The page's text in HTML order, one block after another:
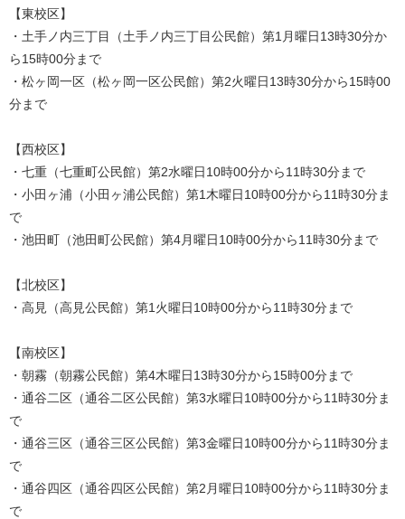
【東校区】
・土手ノ内三丁目（土手ノ内三丁目公民館）第1月曜日13時30分か
ら15時00分まで
・松ヶ岡一区（松ヶ岡一区公民館）第2火曜日13時30分から15時00
分まで
【西校区】
・七重（七重町公民館）第2水曜日10時00分から11時30分まで
・小田ヶ浦（小田ヶ浦公民館）第1木曜日10時00分から11時30分ま
で
・池田町（池田町公民館）第4月曜日10時00分から11時30分まで
【北校区】
・高見（高見公民館）第1火曜日10時00分から11時30分まで
【南校区】
・朝霧（朝霧公民館）第4木曜日13時30分から15時00分まで
・通谷二区（通谷二区公民館）第3水曜日10時00分から11時30分ま
で
・通谷三区（通谷三区公民館）第3金曜日10時00分から11時30分ま
で
・通谷四区（通谷四区公民館）第2月曜日10時00分から11時30分ま
で